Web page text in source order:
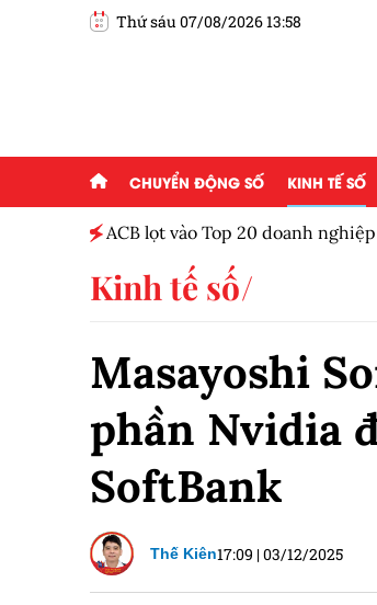
Thứ sáu 07/08/2026 13:58
CHUYỂN ĐỘNG SỐ KINH TẾ SỐ
ACB lọt vào Top 20 doanh
Kinh tế số
Masayoshi
phần Nvidia
SoftBank
Thế Kiên17:09 |03/12/2025